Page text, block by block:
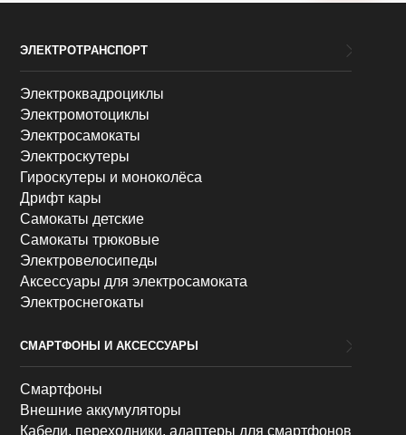
ЭЛЕКТРОТРАНСПОРТ
Электроквадроциклы
Электромотоциклы
Электросамокаты
Электроскутеры
Гироскутеры и моноколёса
Дрифт кары
Самокаты детские
Самокаты трюковые
Электровелосипеды
Аксессуары для электросамоката
Электроснегокаты
СМАРТФОНЫ И АКСЕССУАРЫ
Смартфоны
Внешние аккумуляторы
Кабели, переходники, адаптеры для смартфонов